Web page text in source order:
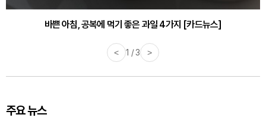
바쁜 아침, 공복에 먹기 좋은 과일 4가지 [카드뉴스]
< 1 / 3 >
주요 뉴스